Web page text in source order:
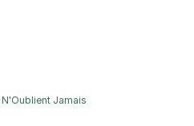
Jamais